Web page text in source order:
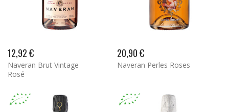
12,92 €
Naveran Brut Vintage
Rosé
20,90 €
Naveran Perles Roses